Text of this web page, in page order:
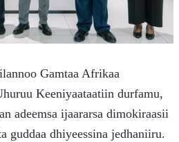
Keeniyaataatiin durfamu,
adeemsa ijaararsa dimokiraasii
guddaa dhiyeessina jedhaniiru.